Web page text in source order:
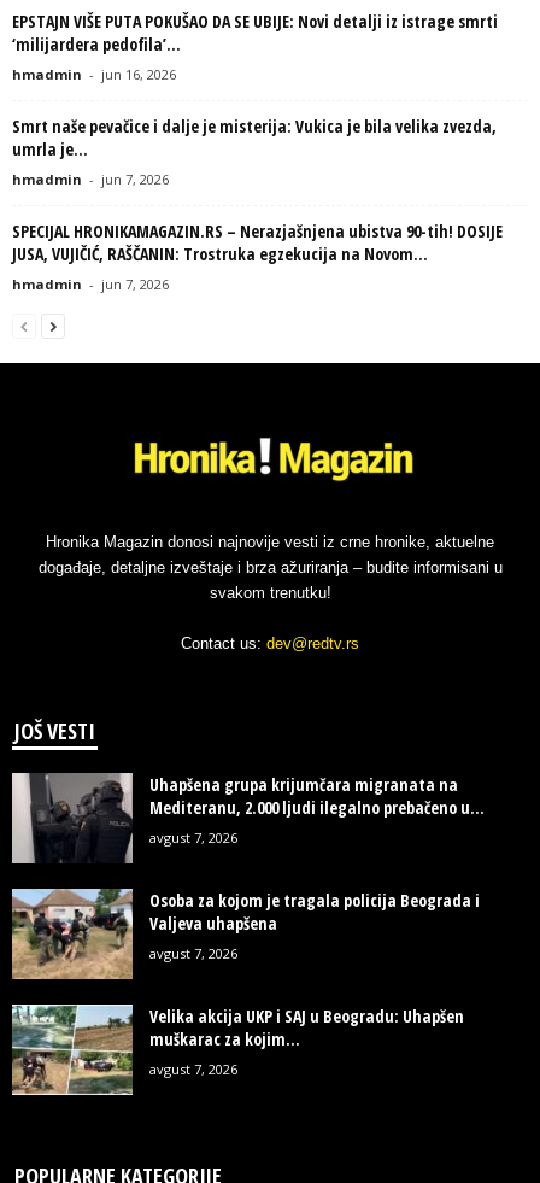
EPSTAJN VIŠE PUTA POKUŠAO DA SE UBIJE: Novi detalji iz istrage smrti
‘milijardera pedofila’...
hmadmin - jun 16, 2026
Smrt naše pevačice i dalje je misterija: Vukica je bila velika zvezda,
umrla je...
hmadmin - jun 7, 2026
SPECIJAL HRONIKAMAGAZIN.RS – Nerazjašnjena ubistva 90-tih! DOSIJE
JUSA, VUJIČIĆ, RAŠČANIN: Trostruka egzekucija na Novom...
hmadmin - jun 7, 2026
Hronika Magazin donosi najnovije vesti iz crne hronike, aktuelne
događaje, detaljne izveštaje i brza ažuriranja – budite informisani u
svakom trenutku!
Contact us: dev@redtv.rs
JOŠ VESTI
Uhapšena grupa krijumčara migranata na
Mediteranu, 2.000 ljudi ilegalno prebačeno u...
avgust 7, 2026
Osoba za kojom je tragala policija Beograda i
Valjeva uhapšena
avgust 7, 2026
Velika akcija UKP i SAJ u Beogradu: Uhapšen
muškarac za kojim...
avgust 7, 2026
POPULARNE KATEGORIJE